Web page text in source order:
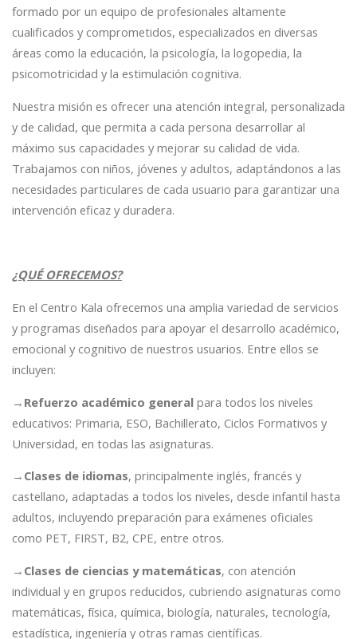
formado por un equipo de profesionales altamente
cualificados y comprometidos, especializados en diversas
áreas como la educación, la psicología, la logopedia, la
psicomotricidad y la estimulación cognitiva.
Nuestra misión es ofrecer una atención integral, personalizada
y de calidad, que permita a cada persona desarrollar al
máximo sus capacidades y mejorar su calidad de vida.
Trabajamos con niños, jóvenes y adultos, adaptándonos a las
necesidades particulares de cada usuario para garantizar una
intervención eficaz y duradera.
¿QUÉ OFRECEMOS?
En el Centro Kala ofrecemos una amplia variedad de servicios
y programas diseñados para apoyar el desarrollo académico,
emocional y cognitivo de nuestros usuarios. Entre ellos se
incluyen:
→ Refuerzo académico general para todos los niveles
educativos: Primaria, ESO, Bachillerato, Ciclos Formativos y
Universidad, en todas las asignaturas.
→ Clases de idiomas, principalmente inglés, francés y
castellano, adaptadas a todos los niveles, desde infantil hasta
adultos, incluyendo preparación para exámenes oficiales
como PET, FIRST, B2, CPE, entre otros.
→ Clases de ciencias y matemáticas, con atención
individual y en grupos reducidos, cubriendo asignaturas como
matemáticas, física, química, biología, naturales, tecnología,
estadística, ingeniería y otras ramas científicas.